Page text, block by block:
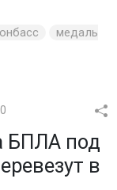
медаль
БПЛА под
в